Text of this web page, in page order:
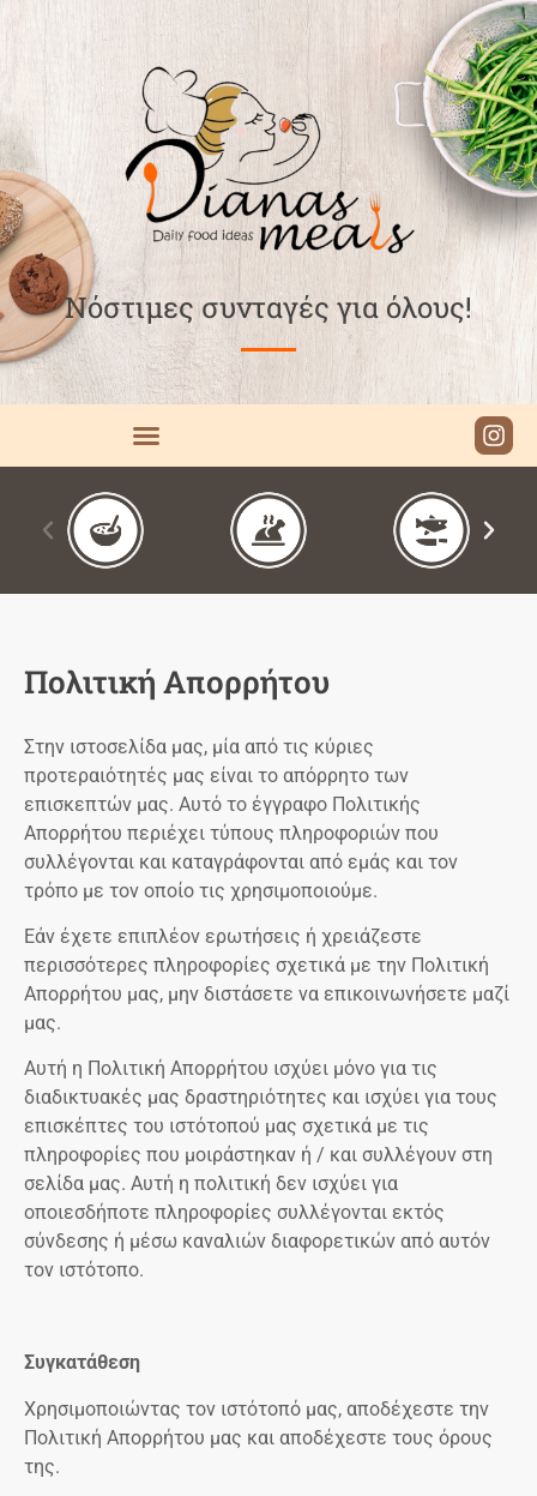
Νόστιμες συνταγές για όλους!
Πολιτική Απορρήτου
Στην ιστοσελίδα μας, μία από τις κύριες
προτεραιότητές μας είναι το απόρρητο των
επισκεπτών μας. Αυτό το έγγραφο Πολιτικής
Απορρήτου περιέχει τύπους πληροφοριών που
συλλέγονται και καταγράφονται από εμάς και τον
τρόπο με τον οποίο τις χρησιμοποιούμε.
Εάν έχετε επιπλέον ερωτήσεις ή χρειάζεστε
περισσότερες πληροφορίες σχετικά με την Πολιτική
Aπορρήτου μας, μην διστάσετε να επικοινωνήσετε μαζί
μας.
Αυτή η Πολιτική Απορρήτου ισχύει μόνο για τις
διαδικτυακές μας δραστηριότητες και ισχύει για τους
επισκέπτες του ιστότοπού μας σχετικά με τις
πληροφορίες που μοιράστηκαν ή / και συλλέγουν στη
σελίδα μας. Αυτή η πολιτική δεν ισχύει για
οποιεσδήποτε πληροφορίες συλλέγονται εκτός
σύνδεσης ή μέσω καναλιών διαφορετικών από αυτόν
τον ιστότοπο.
Συγκατάθεση
Χρησιμοποιώντας τον ιστότοπό μας, αποδέχεστε την
Πολιτική Απορρήτου μας και αποδέχεστε τους όρους
της.